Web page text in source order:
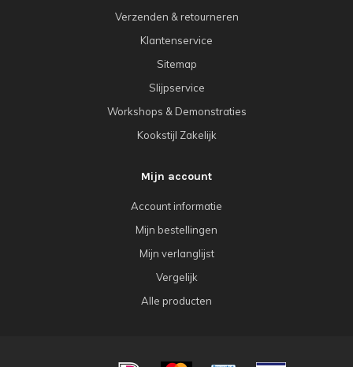
Verzenden & retourneren
Klantenservice
Sitemap
Slijpservice
Workshops & Demonstraties
Kookstijl Zakelijk
Mijn account
Account informatie
Mijn bestellingen
Mijn verlanglijst
Vergelijk
Alle producten